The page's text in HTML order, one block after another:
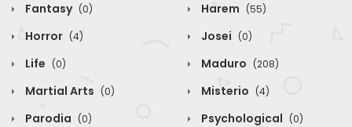
Fantasy (0) Harem (55)
Horror (4) Josei (0)
Life (0) Maduro (208)
Martial Arts (0) Misterio (4)
Parodia (0) Psychological (0)